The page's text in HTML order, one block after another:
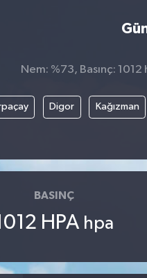
Nem: %73, Basınç:
Digor Kağızman
BASINÇ
HPA hpa